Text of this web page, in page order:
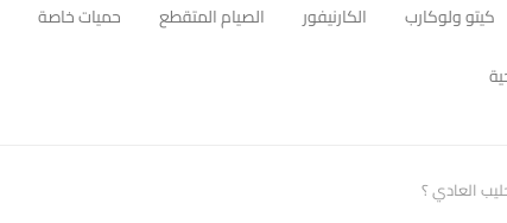
كيتو ولوكارب الكارنيفور الصيام المتقطع حميات خاصة
العادي ؟